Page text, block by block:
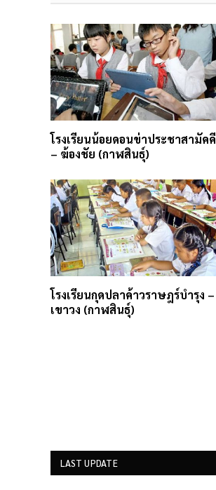
โรงเรียนน้อยดอนข่าประชาสามัคคี
– ฆ้องชัย (กาฬสินธุ์)
โรงเรียนกุดปลาค้าวราษฎร์บำรุง –
เขาวง (กาฬสินธุ์)
LAST UPDATE